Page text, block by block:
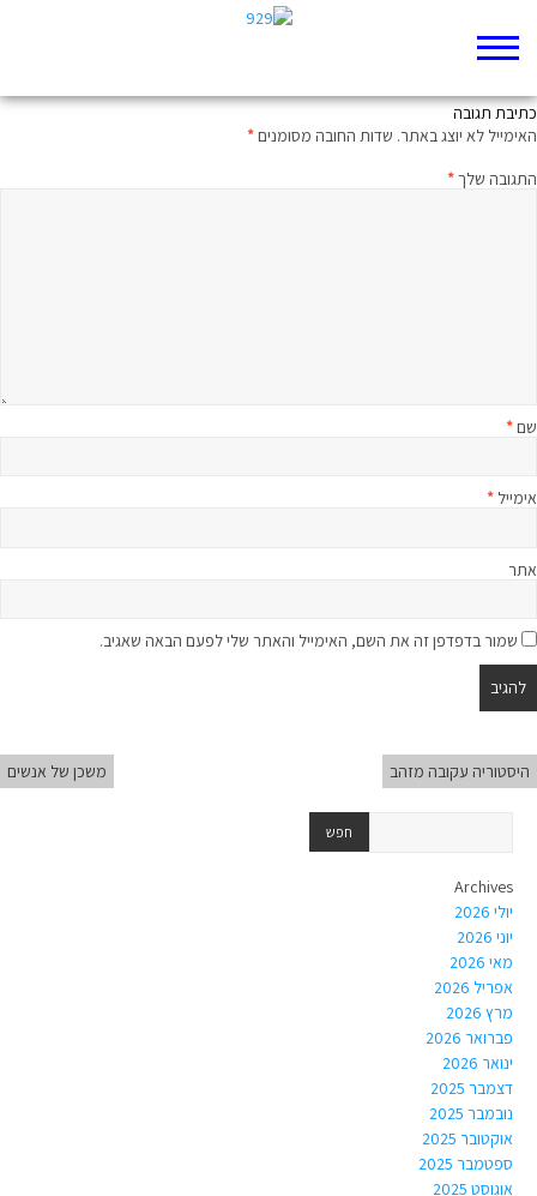
כתיבת תגובה
האימייל לא יוצג באתר. שדות החובה מסומנים*
התגובה שלך*
שם*
אימייל *
אתר
שמור בדפדפן זה את השם, האימייל והאתר שלי לפעם הבאה שאגיב.
היסטוריה עקובה מזהב משכן של אנשים
Archives
יולי 2026
יוני 2026
מאי 2026
אפריל 2026
מרץ 2026
פברואר 2026
ינואר 2026
דצמבר 2025
נובמבר 2025
אוקטובר 2025
ספטמבר 2025
אוגוסט 2025